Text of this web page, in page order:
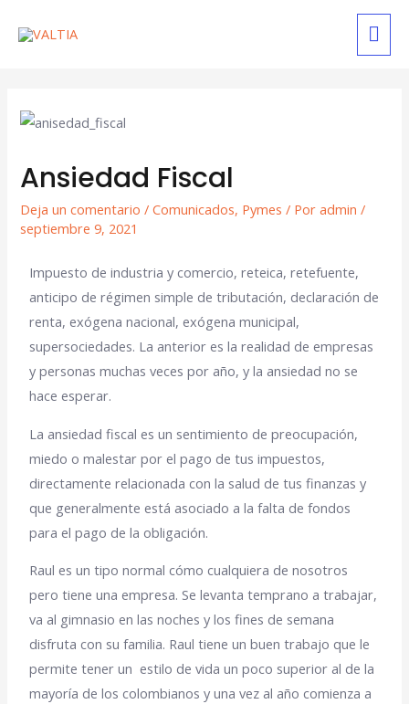
Ansiedad Fiscal
Deja un comentario /Comunicados, Pymes / Poradmin /
septiembre 9, 2021
Impuesto de industria y comercio, reteica, retefuente,
anticipo de régimen simple de tributación, declaración de
renta, exógena nacional, exógena municipal,
supersociedades. La anterior es la realidad de empresas
y personas muchas veces por año, y la ansiedad no se
hace esperar.
La ansiedad fiscal es un sentimiento de preocupación,
miedo o malestar por el pago de tus impuestos,
directamente relacionada con la salud de tus finanzas y
que generalmente está asociado a la falta de fondos
para el pago de la obligación.
Raul es un tipo normal cómo cualquiera de nosotros
pero tiene una empresa. Se levanta temprano a trabajar,
va al gimnasio en las noches y los fines de semana
disfruta con su familia. Raul tiene un buen trabajo que le
permite tener un estilo de vida un poco superior al de la
mayoría de los colombianos y una vez al año comienza a